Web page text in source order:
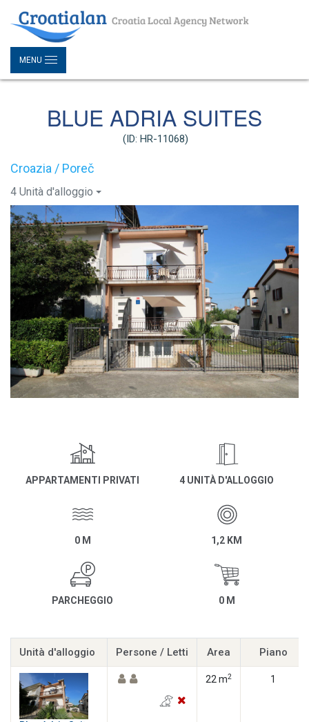
MENU
BLUE ADRIA SUITES
(ID: HR-11068)
Croazia / Poreč
4 Unità d'alloggio
APPARTAMENTI PRIVATI 4 UNITÀ D'ALLOGGIO
0 M 1,2 KM
PARCHEGGIO 0 M
Unità d'alloggio Persone / Letti Area Piano
22 m2 1